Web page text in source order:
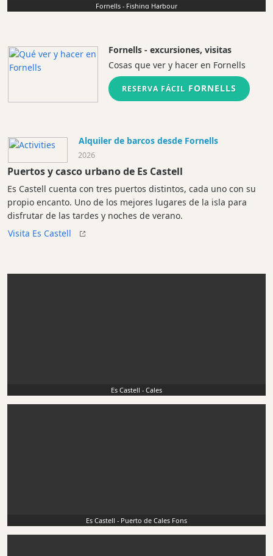
Fornells - Fishing Harbour
Fornells - excursiones, visitas
Cosas que ver y hacer en Fornells
RESERVA FÁCIL FORNELLS
Alquiler de barcos desde Fornells
2026
Puertos y casco urbano de Es Castell
Es Castell cuenta con tres puertos distintos, cada uno con su
propio encanto. Uno de los mejores lugares de la isla para
disfrutar de las tardes y noches de verano.
Visita Es Castell
Es Castell - Cales
Es Castell - Puerto de Cales Fons